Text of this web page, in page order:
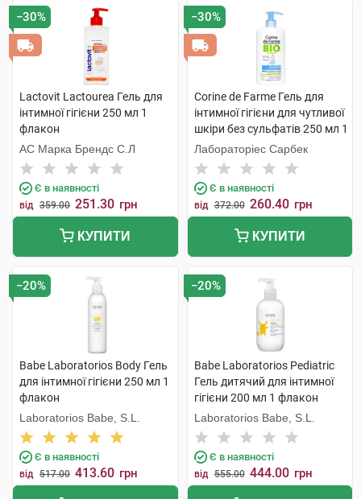
−30%
Lactovit Lactourea Гель для
інтимної гігієни 250 мл 1
флакон
АС Марка Брендс С.Л
Є в наявності
від 359.00 251.30 грн
КУПИТИ
−30%
Corine de Farme Гель для
інтимної гігієни для чутливої
шкіри без сульфатів 250 мл 1
флакон
Лабораторіес Сарбек
Є в наявності
від 372.00 260.40 грн
КУПИТИ
−20%
Babe Laboratorios Body Гель
для інтимної гігієни 250 мл 1
флакон
Laboratorios Babe, S.L.
Є в наявності
від 517.00 413.60 грн
−20%
Babe Laboratorios Pediatric
Гель дитячий для інтимної
гігієни 200 мл 1 флакон
Laboratorios Babe, S.L.
Є в наявності
від 555.00 444.00 грн